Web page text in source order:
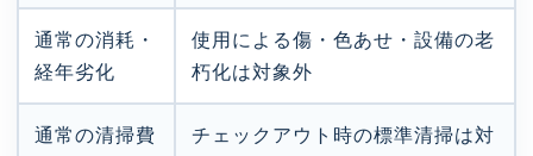
通常の消耗・
経年劣化
使用による傷・色あせ・設備の老
朽化は対象外
通常の清掃費
チェックアウト時の標準清掃は対